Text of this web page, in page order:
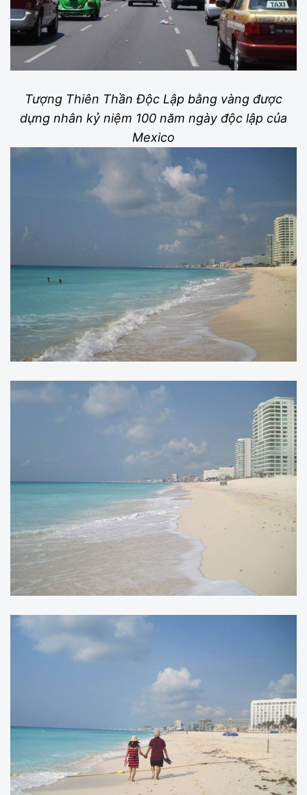
Tượng Thiên Thần Độc Lập bằng vàng được
dựng nhân kỷ niệm 100 năm ngày độc lập của
Mexico